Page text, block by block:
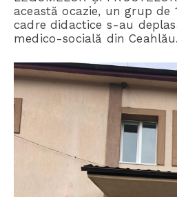
această ocazie, un grup de
cadre didactice s-au
medico-socială din Ceahlău.